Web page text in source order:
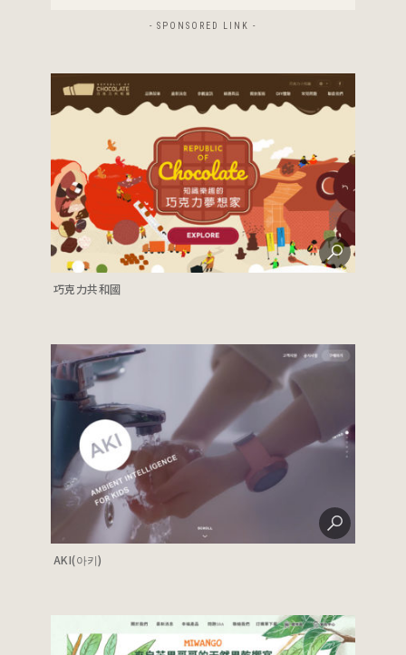
- SPONSORED LINK -
巧克力共和國
AKI(아키)